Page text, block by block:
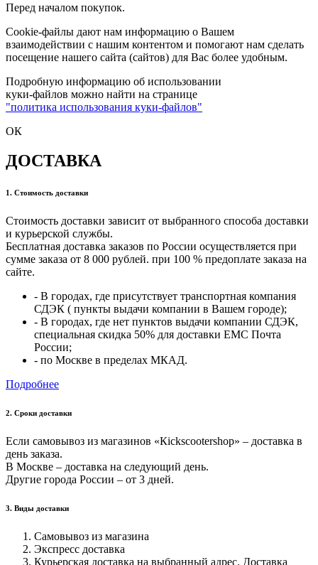
Перед началом покупок.
Cookie-файлы дают нам информацию о Вашем
взаимодействии с нашим контентом и помогают нам сделать
посещение нашего сайта (сайтов) для Вас более удобным.
Подробную информацию об использовании
куки-файлов можно найти на странице
"политика использования куки-файлов"
ОК
ДОСТАВКА
1. Стоимость доставки
Стоимость доставки зависит от выбранного способа доставки
и курьерской службы.
Бесплатная доставка заказов по России осуществляется при
сумме заказа от 8 000 рублей. при 100 % предоплате заказа на
сайте.
- В городах, где присутствует транспортная компания
СДЭК ( пункты выдачи компании в Вашем городе);
- В городах, где нет пунктов выдачи компании СДЭК,
специальная скидка 50% для доставки ЕМС Почта
России;
- по Москве в пределах МКАД.
Подробнее
2. Cроки доставки
Если самовывоз из магазинов «Кickscootershop» – доставка в
день заказа.
В Москве – доставка на следующий день.
Другие города России – от 3 дней.
3. Виды доставки
Самовывоз из магазина
Экспресс доставка
Курьерская доставка на выбранный адрес. Доставка